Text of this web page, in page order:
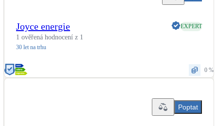
Joyce energie EXPERT
1 ověřená hodnocení z 1
30 let na trhu
0 %
Poptat